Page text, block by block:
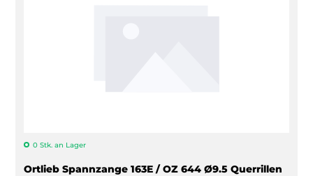
0 Stk. an Lager
Ortlieb Spannzange 163E / OZ 644 Ø9.5 Querrillen